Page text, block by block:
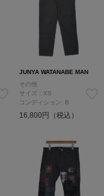
JUNYA WATANABE MAN
その他
サイズ：XS
コンディション: B
16,800円（税込）